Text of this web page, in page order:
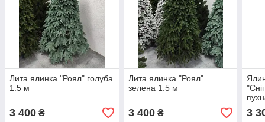
Лита ялинка "Роял" голуба
1.5 м
3 400 ₴
Лита ялинка "Роял"
зелена 1.5 м
3 400₴ 3